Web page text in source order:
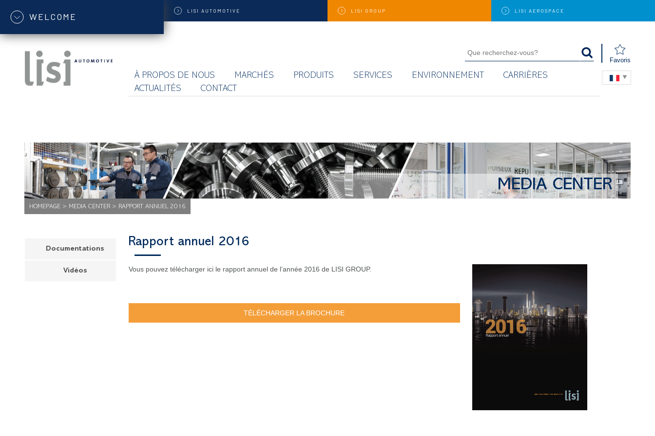
WELCOME
LISI AUTOMOTIVE LISI GROUP LISI AEROSPACE
Favoris
À PROPOS DE NOUS MARCHÉS PRODUITS SERVICES ENVIRONNEMENT
CARRIÈRES
ACTUALITÉS
CONTACT
MEDIA CENTER
HOMEPAGE > MEDIA CENTER > RAPPORT ANNUEL 2016
Documentations
Vidéos
Rapport annuel 2016
Vous pouvez télécharger ici le rapport annuel de l’année 2016 de LISI GROUP.
TÉLÉCHARGER LA BROCHURE